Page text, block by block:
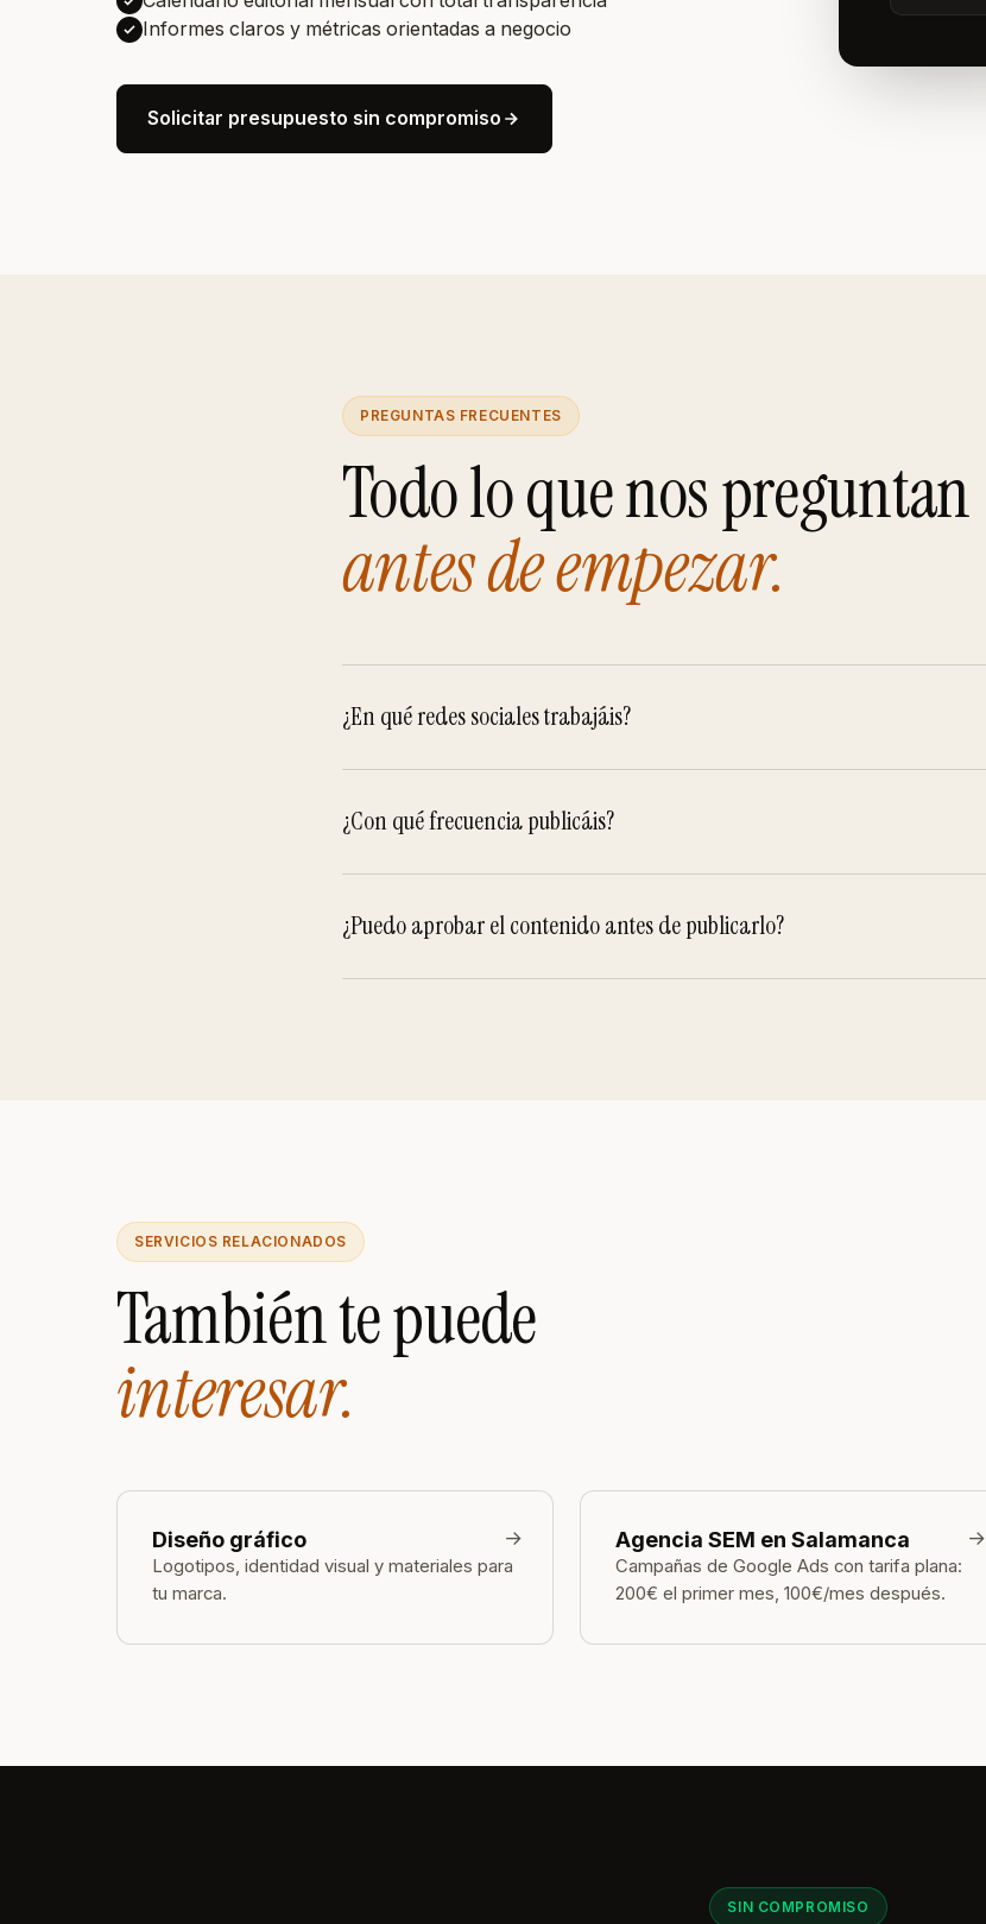
Informes claros y métricas orientadas a negocio
Solicitar presupuesto sin compromiso
PREGUNTAS FRECUENTES
Todo lo que nos preguntan
antes de empezar.
¿En qué redes sociales trabajáis?
¿Con qué frecuencia publicáis?
¿Puedo aprobar el contenido antes de publicarlo?
SERVICIOS RELACIONADOS
También te puede
interesar.
Diseño gráfico
Logotipos, identidad visual y materiales para
tu marca.
→ Agencia SEM en Salamanca
Campañas de Google Ads con tarifa plana:
200€ el primer mes, 100€/mes después.
→
SIN COMPROMISO